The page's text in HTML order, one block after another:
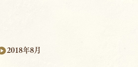
2018年8月